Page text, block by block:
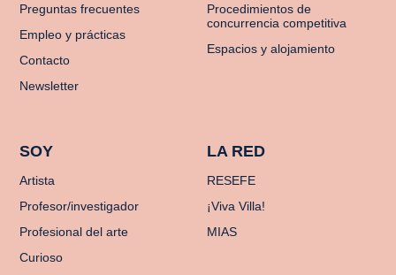
Preguntas frecuentes
Empleo y prácticas
Contacto
Newsletter
Procedimientos de
concurrencia competitiva
Espacios y alojamiento
SOY
Artista
Profesor/investigador
Profesional del arte
Curioso
LA RED
RESEFE
¡Viva Villa!
MIAS